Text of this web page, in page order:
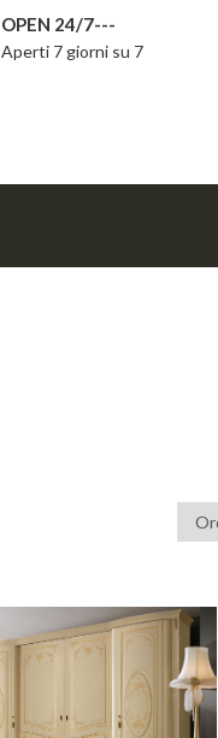
OPEN 24/7---
Aperti 7 giorni su 7